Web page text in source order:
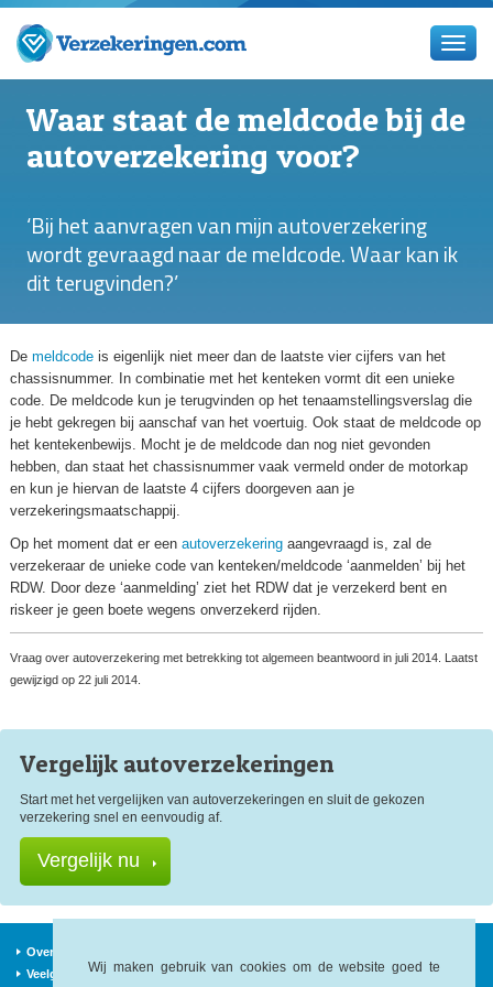
Wij maken gebruik van cookies om de website goed te
Waar staat de meldcode bij de
autoverzekering voor?
‘Bij het aanvragen van mijn autoverzekering
wordt gevraagd naar de meldcode. Waar kan ik
dit terugvinden?’
De meldcode is eigenlijk niet meer dan de laatste vier cijfers van het
chassisnummer. In combinatie met het kenteken vormt dit een unieke
code. De meldcode kun je terugvinden op het tenaamstellingsverslag die
je hebt gekregen bij aanschaf van het voertuig. Ook staat de meldcode op
het kentekenbewijs. Mocht je de meldcode dan nog niet gevonden
hebben, dan staat het chassisnummer vaak vermeld onder de motorkap
en kun je hiervan de laatste 4 cijfers doorgeven aan je
verzekeringsmaatschappij.
Op het moment dat er een autoverzekering aangevraagd is, zal de
verzekeraar de unieke code van kenteken/meldcode ‘aanmelden’ bij het
RDW. Door deze ‘aanmelding’ ziet het RDW dat je verzekerd bent en
riskeer je geen boete wegens onverzekerd rijden.
Vraag over autoverzekering met betrekking tot algemeen beantwoord in juli 2014. Laatst
gewijzigd op 22 juli 2014.
Vergelijk autoverzekeringen
Start met het vergelijken van autoverzekeringen en sluit de gekozen
verzekering snel en eenvoudig af.
Vergelijk nu
Over ons
Veelgestelde vragen
Begrippen Sitemap